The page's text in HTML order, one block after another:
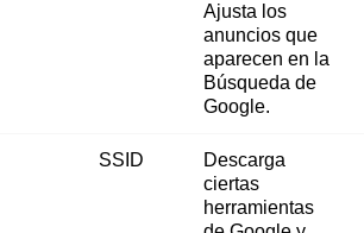
Ajusta los
anuncios que
aparecen en la
Búsqueda de
Google.
SSID
Descarga
ciertas
herramientas